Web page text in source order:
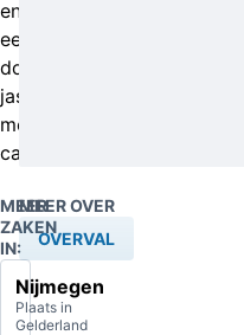
en
een
donkerkleurige
jas
met
capuchon.
MEER
ZAKEN
IN:
Nijmegen
Plaats in
Gelderland
MEER OVER
OVERVAL